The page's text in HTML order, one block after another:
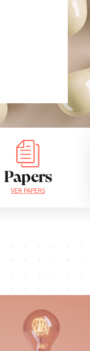
Papers
VER PAPERS